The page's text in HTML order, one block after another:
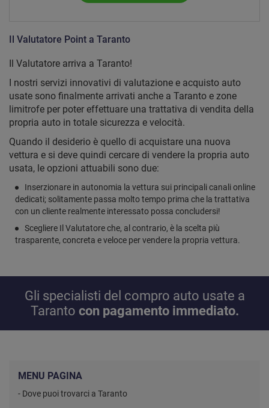
Il Valutatore Point a Taranto
Il Valutatore arriva a Taranto!
I nostri servizi innovativi di valutazione e acquisto auto
usate sono finalmente arrivati anche a Taranto e zone
limitrofe per poter effettuare una trattativa di vendita della
propria auto in totale sicurezza e velocità.
Quando il desiderio è quello di acquistare una nuova
vettura e si deve quindi cercare di vendere la propria auto
usata, le opzioni attuabili sono due:
Inserzionare in autonomia la vettura sui principali canali online
dedicati; solitamente passa molto tempo prima che la trattativa
con un cliente realmente interessato possa concludersi!
Scegliere Il Valutatore che, al contrario, è la scelta più
trasparente, concreta e veloce per vendere la propria vettura.
Gli specialisti del compro auto usate a
Taranto con pagamento immediato.
MENU PAGINA
- Dove puoi trovarci a Taranto